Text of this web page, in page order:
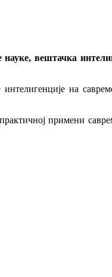
вештачка
на
примени